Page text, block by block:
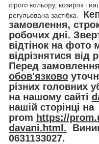
сірого кольору, козирок і
регульована застібка.
замовлення,
робочих дні.
відтінок на фото
відрізнятися від
Перед
обов'язково
різних головних
на нашому сайті
нашій сторінці на
prom https://
davani.html.
0631133027.